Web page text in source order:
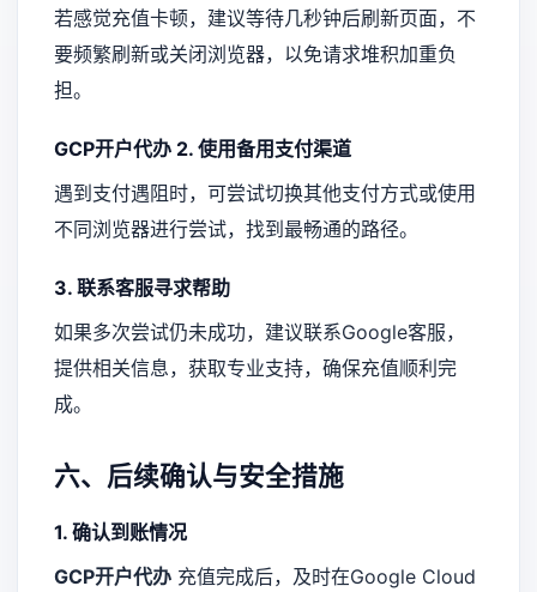
若感觉充值卡顿，建议等待几秒钟后刷新页面，不
要频繁刷新或关闭浏览器，以免请求堆积加重负
担。
GCP开户代办 2. 使用备用支付渠道
遇到支付遇阻时，可尝试切换其他支付方式或使用
不同浏览器进行尝试，找到最畅通的路径。
3. 联系客服寻求帮助
如果多次尝试仍未成功，建议联系Google客服，
提供相关信息，获取专业支持，确保充值顺利完
成。
六、后续确认与安全措施
1. 确认到账情况
GCP开户代办 充值完成后，及时在Google Cloud